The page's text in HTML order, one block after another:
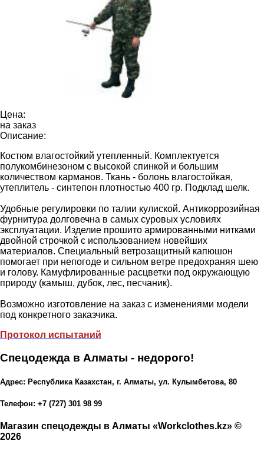
Цена:
на заказ
Описание:
Костюм влагостойкий утепленный. Комплектуется
полукомбинезоном с высокой спинкой и большим
количеством карманов. Ткань - болонь влагостойкая,
утеплитель - синтепон плотностью 400 гр. Подклад шелк.
Удобные регулировки по талии кулиской. Антикоррозийная
фурнитура долговечна в самых суровых условиях
эксплуатации. Изделие прошито армированными нитками
двойной строчкой с использованием новейших
материалов. Специальный ветрозащитный капюшон
помогает при непогоде и сильном ветре предохраняя шею
и голову. Камуфлированные расцветки под окружающую
природу (камыш, дубок, лес, песчаник).
Возможно изготовление на заказ с изменениями модели
под конкретного заказчика.
Протокол испытаний
Спецодежда в Алматы - недорого!
Адрес: Республика Казахстан, г. Алматы, ул. Кулымбетова, 80
Телефон: +7 (727) 301 98 99
Магазин спецодежды в Алматы «Workclothes.kz» ©
2026